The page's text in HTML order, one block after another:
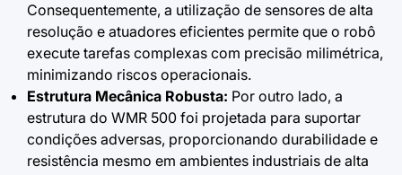
Consequentemente, a utilização de sensores de alta
resolução e atuadores eficientes permite que o robô
execute tarefas complexas com precisão milimétrica,
minimizando riscos operacionais.
Estrutura Mecânica Robusta: Por outro lado, a
estrutura do WMR 500 foi projetada para suportar
condições adversas, proporcionando durabilidade e
resistência mesmo em ambientes industriais de alta